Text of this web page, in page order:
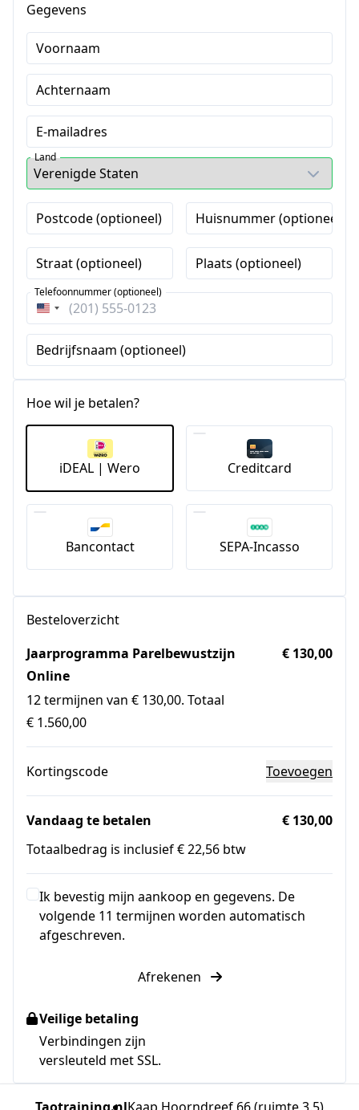
Gegevens
Voornaam
Achternaam
E-mailadres
Land
Postcode (optioneel) Huisnummer (optioneel)
Straat (optioneel) Plaats (optioneel)
Verenigde
Staten
+1
Telefoonnummer (optioneel)
Bedrijfsnaam (optioneel)
Hoe wil je betalen?
iDEAL | Wero Creditcard
Bancontact SEPA-Incasso
Besteloverzicht
Jaarprogramma Parelbewustzijn
Online
12 termijnen van € 130,00. Totaal
€ 1.560,00
€ 130,00
Kortingscode Toevoegen
Vandaag te betalen
€ 130,00
Totaalbedrag is inclusief € 22,56 btw
Ik bevestig mijn aankoop en gegevens. De
volgende 11 termijnen worden automatisch
afgeschreven.
Afrekenen
Veilige betaling
Verbindingen zijn
versleuteld met SSL.